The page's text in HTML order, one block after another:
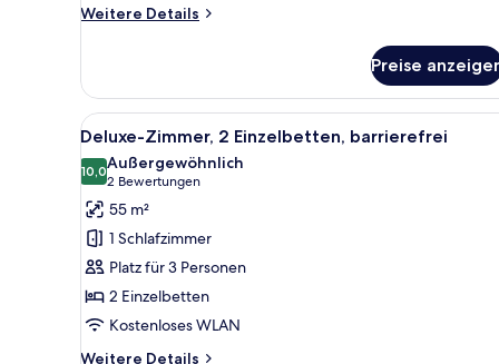
Weitere Details
Weitere
Suite,
4 Schlafzimmer,
Balkon,
Gartenblick
Preise
Alle
Fotos
für
Deluxe-
Zimmer,
2 Einzelbetten,
barrierefrei
anzeigen
Ein Hotelzimmer mit zwei
9
Deluxe-Zimmer, 2 Einzelbetten, barrierefrei
10,010,0 von 10
Außergewöhnlich
2 Bewertungen
(2
Bewertungen)
55 m²
1 Schlafzimmer
Platz für 3 Personen
2 Einzelbetten
Kostenloses WLAN
Weitere Details
Weitere